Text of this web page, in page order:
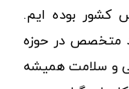
بوده ایم.
متخصص در حوزه
و سلامت همیشه